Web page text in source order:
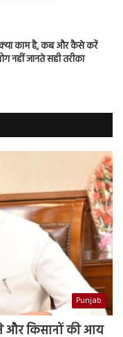
काम है, कब और कैसे करें
नहीं जानते सही तरीका
Punjab
और किसानों की आय